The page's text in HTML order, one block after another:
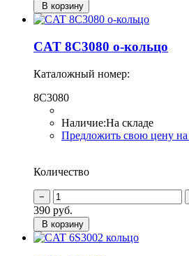
В корзину
CAT 8C3080 о-кольцо
Каталожный номер:
8C3080
Наличие:На складе
Предложить свою цену на
Количество
390 руб.
В корзину